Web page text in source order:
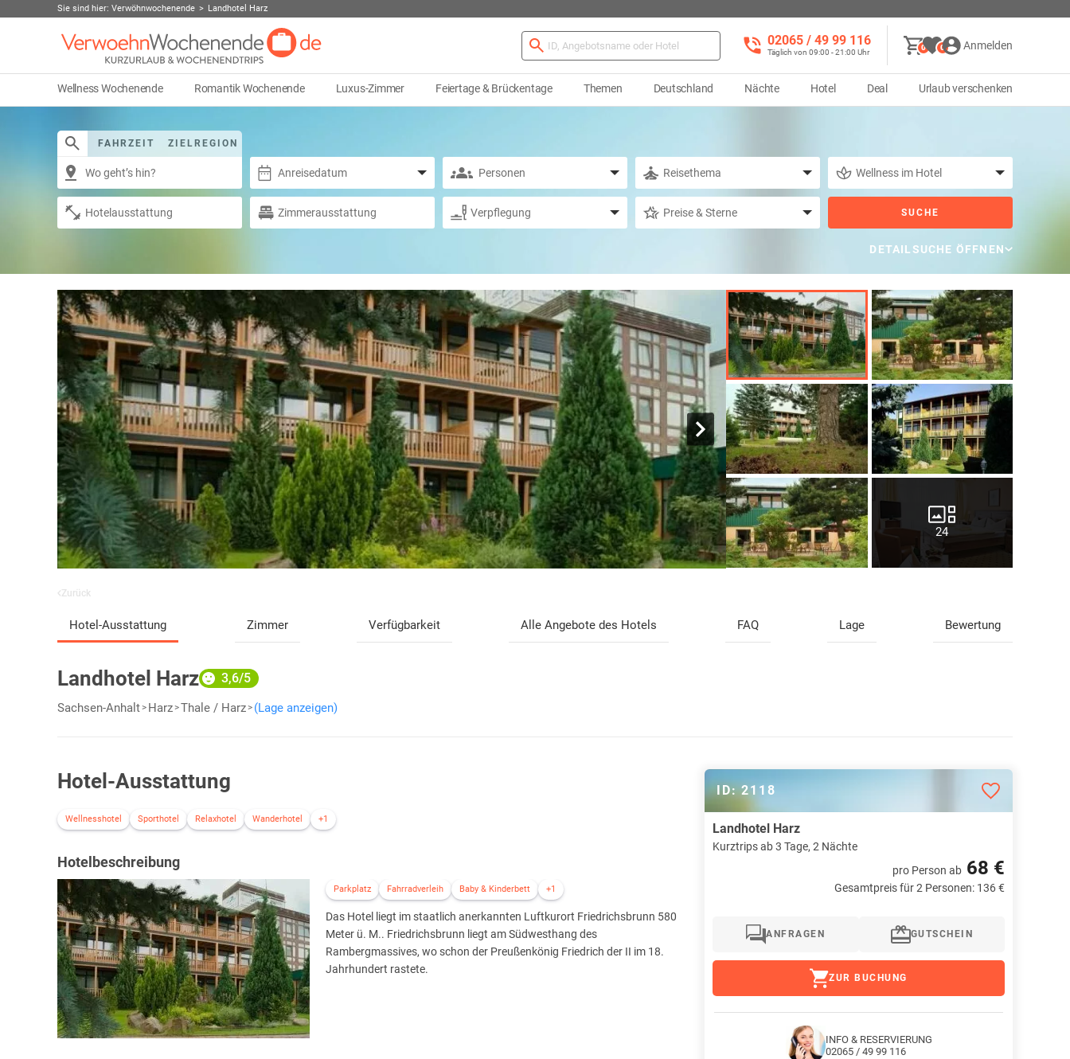
Sie sind hier: Verwöhnwochenende Landhotel Harz
02065 / 49 ‌99 116
Täglich von 09:00 - 21:00 Uhr
0 0 Anmelden
Wellness Wochenende Romantik Wochenende Luxus-Zimmer Feiertage & Brückentage Themen Deutschland Nächte Hotel Deal Urlaub verschenken
FAHRZEIT ZIELREGION
SUCHE
DETAILSUCHE ÖFFNEN
24
Zurück
Hotel-Ausstattung Zimmer Verfügbarkeit Alle Angebote des Hotels FAQ Lage Bewertung
Landhotel Harz 3,6/5
Sachsen-Anhalt Harz Thale / Harz (Lage anzeigen)
Hotel-Ausstattung
Wellnesshotel Sporthotel Relaxhotel Wanderhotel +1
Hotelbeschreibung
Parkplatz Fahrradverleih Baby & Kinderbett +1
Das Hotel liegt im staatlich anerkannten Luftkurort Friedrichsbrunn 580
Meter ü. M.. Friedrichsbrunn liegt am Südwesthang des
Rambergmassives, wo schon der Preußenkönig Friedrich der II im 18.
Jahrhundert rastete.
ID: 2118
Landhotel Harz
Kurztrips ab 3 Tage, 2 Nächte
pro Person ab 68 €
Gesamtpreis für 2 Personen: 136 €
ANFRAGEN GUTSCHEIN
ZUR BUCHUNG
INFO & RESERVIERUNG
02065 / 49 99 116